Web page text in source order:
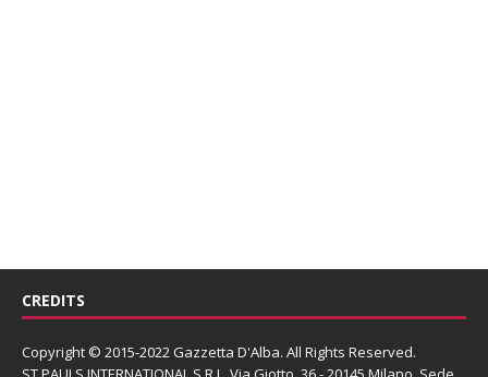
CREDITS
Copyright © 2015-2022 Gazzetta D'Alba. All Rights Reserved.